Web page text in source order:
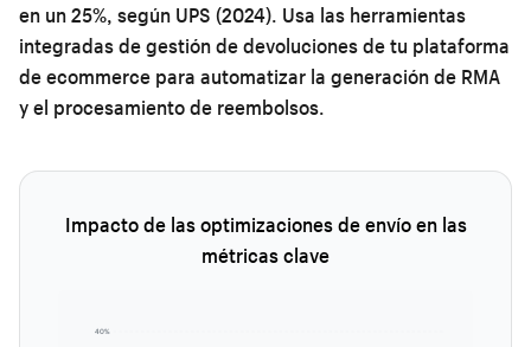
en un 25%, según UPS (2024). Usa las herramientas
integradas de gestión de devoluciones de tu plataforma
de ecommerce para automatizar la generación de RMA
y el procesamiento de reembolsos.
Impacto de las optimizaciones de envío en las
métricas clave
40%